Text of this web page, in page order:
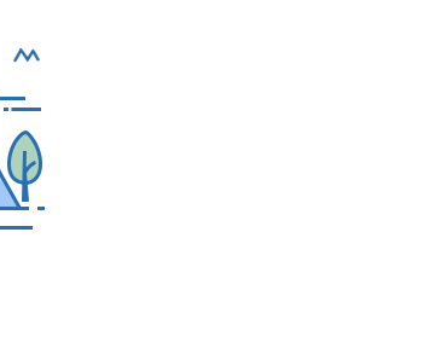
面食区
系统页面组
个人中心